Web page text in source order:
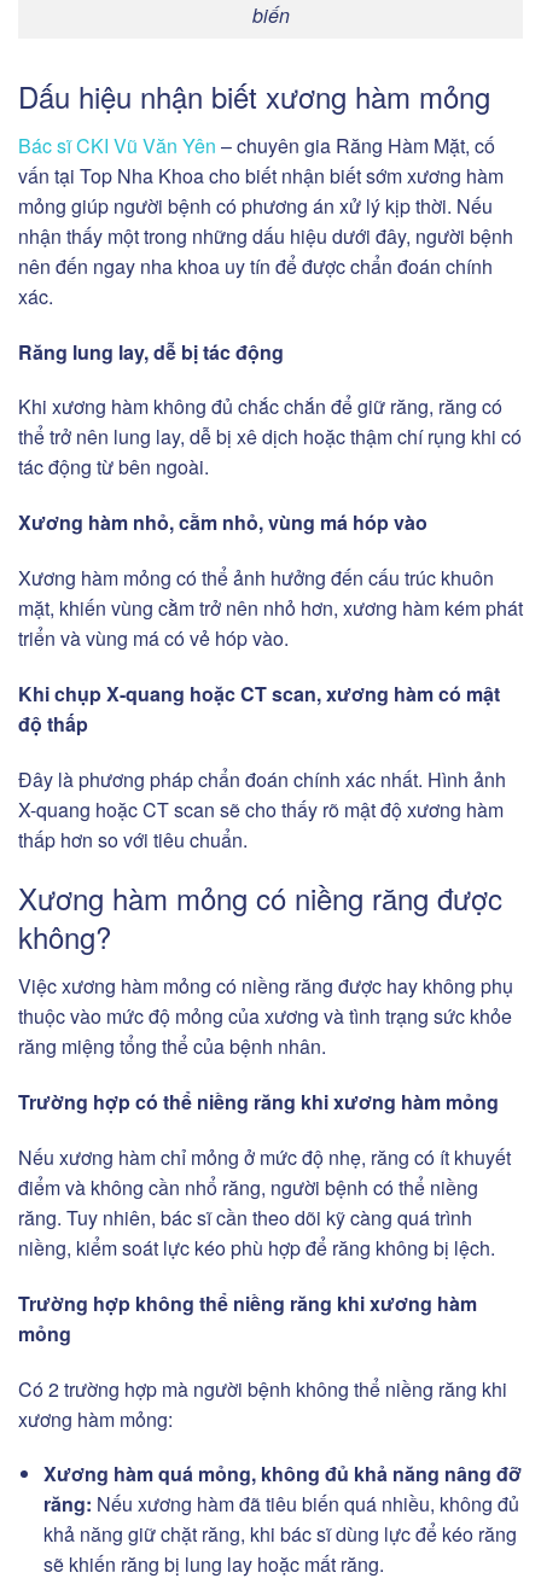
biến
Dấu hiệu nhận biết xương hàm mỏng
Bác sĩ CKI Vũ Văn Yên – chuyên gia Răng Hàm Mặt, cố
vấn tại Top Nha Khoa cho biết nhận biết sớm xương hàm
mỏng giúp người bệnh có phương án xử lý kịp thời. Nếu
nhận thấy một trong những dấu hiệu dưới đây, người bệnh
nên đến ngay nha khoa uy tín để được chẩn đoán chính
xác.
Răng lung lay, dễ bị tác động
Khi xương hàm không đủ chắc chắn để giữ răng, răng có
thể trở nên lung lay, dễ bị xê dịch hoặc thậm chí rụng khi có
tác động từ bên ngoài.
Xương hàm nhỏ, cằm nhỏ, vùng má hóp vào
Xương hàm mỏng có thể ảnh hưởng đến cấu trúc khuôn
mặt, khiến vùng cằm trở nên nhỏ hơn, xương hàm kém phát
triển và vùng má có vẻ hóp vào.
Khi chụp X-quang hoặc CT scan, xương hàm có mật
độ thấp
Đây là phương pháp chẩn đoán chính xác nhất. Hình ảnh
X-quang hoặc CT scan sẽ cho thấy rõ mật độ xương hàm
thấp hơn so với tiêu chuẩn.
Xương hàm mỏng có niềng răng được
không?
Việc xương hàm mỏng có niềng răng được hay không phụ
thuộc vào mức độ mỏng của xương và tình trạng sức khỏe
răng miệng tổng thể của bệnh nhân.
Trường hợp có thể niềng răng khi xương hàm mỏng
Nếu xương hàm chỉ mỏng ở mức độ nhẹ, răng có ít khuyết
điểm và không cần nhổ răng, người bệnh có thể niềng
răng. Tuy nhiên, bác sĩ cần theo dõi kỹ càng quá trình
niềng, kiểm soát lực kéo phù hợp để răng không bị lệch.
Trường hợp không thể niềng răng khi xương hàm
mỏng
Có 2 trường hợp mà người bệnh không thể niềng răng khi
xương hàm mỏng:
Xương hàm quá mỏng, không đủ khả năng nâng đỡ
răng: Nếu xương hàm đã tiêu biến quá nhiều, không đủ
khả năng giữ chặt răng, khi bác sĩ dùng lực để kéo răng
sẽ khiến răng bị lung lay hoặc mất răng.